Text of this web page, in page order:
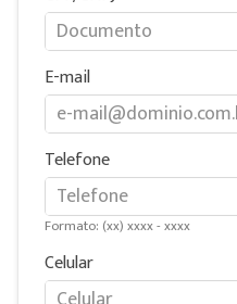
E-mail
Telefone
Formato: (xx) xxxx - xxxx
Celular